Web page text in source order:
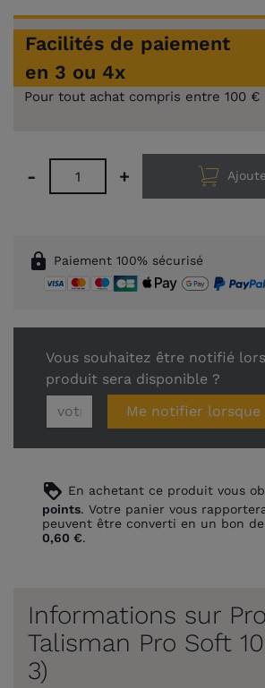
Facilités de paiement
en 3 ou 4x
Pour tout achat compris entre 100
- +
lock Paiement 100% sécurisé
Vous souhaitez être notifié
produit sera disponible ?
Me notifier lorsque
loyalty En achetant ce produit vous
points. Votre panier vous
peuvent être converti en un bon
0,60 €.
Informations sur
Talisman Pro Soft
3)